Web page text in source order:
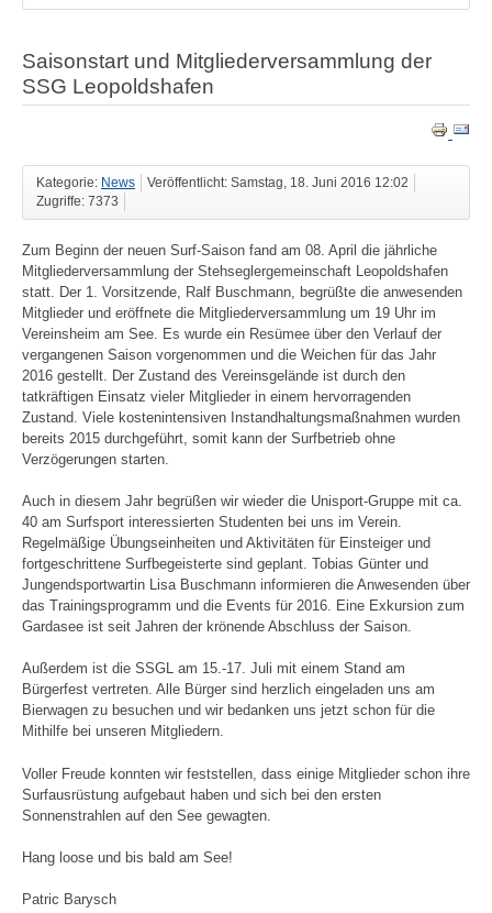
Saisonstart und Mitgliederversammlung der
SSG Leopoldshafen
Kategorie: News
Veröffentlicht: Samstag, 18. Juni 2016 12:02
Zugriffe: 7373
Zum Beginn der neuen Surf-Saison fand am 08. April die jährliche
Mitgliederversammlung der Stehseglergemeinschaft Leopoldshafen
statt. Der 1. Vorsitzende, Ralf Buschmann, begrüßte die anwesenden
Mitglieder und eröffnete die Mitgliederversammlung um 19 Uhr im
Vereinsheim am See. Es wurde ein Resümee über den Verlauf der
vergangenen Saison vorgenommen und die Weichen für das Jahr
2016 gestellt. Der Zustand des Vereinsgelände ist durch den
tatkräftigen Einsatz vieler Mitglieder in einem hervorragenden
Zustand. Viele kostenintensiven Instandhaltungsmaßnahmen wurden
bereits 2015 durchgeführt, somit kann der Surfbetrieb ohne
Verzögerungen starten.
Auch in diesem Jahr begrüßen wir wieder die Unisport-Gruppe mit ca.
40 am Surfsport interessierten Studenten bei uns im Verein.
Regelmäßige Übungseinheiten und Aktivitäten für Einsteiger und
fortgeschrittene Surfbegeisterte sind geplant. Tobias Günter und
Jungendsportwartin Lisa Buschmann informieren die Anwesenden über
das Trainingsprogramm und die Events für 2016. Eine Exkursion zum
Gardasee ist seit Jahren der krönende Abschluss der Saison.
Außerdem ist die SSGL am 15.-17. Juli mit einem Stand am
Bürgerfest vertreten. Alle Bürger sind herzlich eingeladen uns am
Bierwagen zu besuchen und wir bedanken uns jetzt schon für die
Mithilfe bei unseren Mitgliedern.
Voller Freude konnten wir feststellen, dass einige Mitglieder schon ihre
Surfausrüstung aufgebaut haben und sich bei den ersten
Sonnenstrahlen auf den See gewagten.
Hang loose und bis bald am See!
Patric Barysch